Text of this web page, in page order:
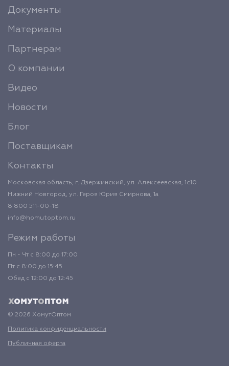
Документы
Материалы
Партнерам
О компании
Видео
Новости
Блог
Поставщикам
Контакты
Московская область, г. Дзержинский, ул. Алексеевская, 1с10
Нижний Новгород, ул. Героя Юрия Смирнова, 1а
8 800 511-00-18
info@homutoptom.ru
Режим работы
Пн - Чт с 8:00 до 17:00
Пт с 8:00 до 15:45
Обед с 12:00 до 12:45
© 2026 ХомутОптом
Политика конфиденциальности
Публичная оферта